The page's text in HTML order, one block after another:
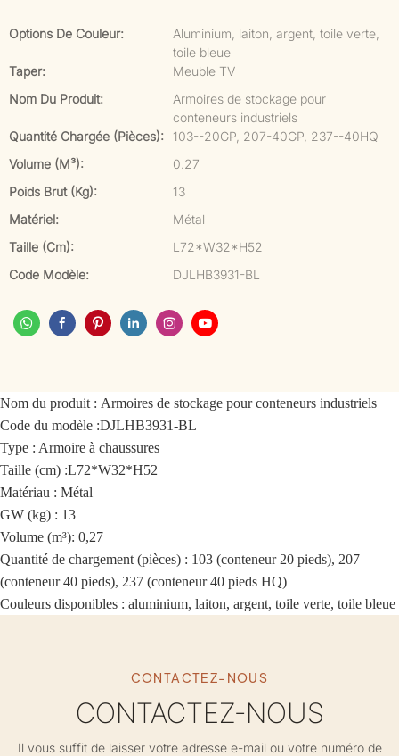
Options De Couleur:
Aluminium, laiton, argent, toile verte,
toile bleue
Taper:
Meuble TV
Nom Du Produit:
Armoires de stockage pour
conteneurs industriels
Quantité Chargée (pièces):
103--20GP, 207-40GP, 237--40HQ
Volume (m³):
0.27
Poids Brut (kg):
13
Matériel:
Métal
Taille (cm):
L72*W32*H52
Code Modèle:
DJLHB3931-BL
Nom du produit : Armoires de stockage pour conteneurs industriels
Code du modèle :DJLHB3931-BL
Type : Armoire à chaussures
Taille (cm) :L72*W32*H52
Matériau : Métal
GW (kg) : 13
Volume (m³): 0,27
Quantité de chargement (pièces) : 103 (conteneur 20 pieds), 207
(conteneur 40 pieds), 237 (conteneur 40 pieds HQ)
Couleurs disponibles : aluminium, laiton, argent, toile verte, toile bleue
CONTACTEZ-NOUS
CONTACTEZ-NOUS
Il vous suffit de laisser votre adresse e-mail ou votre numéro de